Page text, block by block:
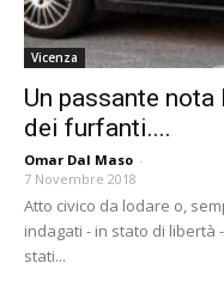
Vicenza
Un passante
dei furfanti....
Omar Dal Maso -
7 Novembre 2018
Atto civico da lodare o,
indagati - in stato di
stati...